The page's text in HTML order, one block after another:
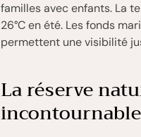
familles avec enfants. La
26°C en été. Les fonds
permettent une visibilité
La réserve